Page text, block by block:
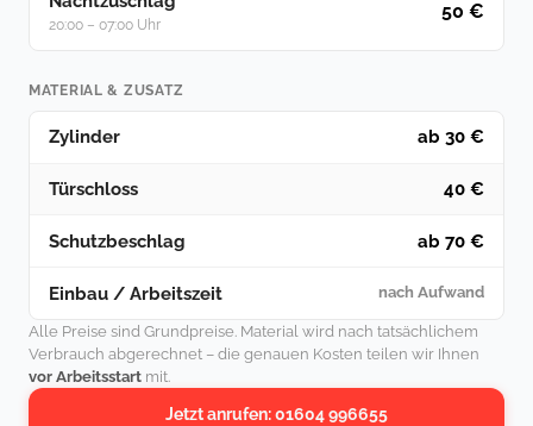
20:00 – 07:00 Uhr
50 €
MATERIAL & ZUSATZ
Zylinder ab 30 €
Türschloss 40 €
Schutzbeschlag ab 70 €
Einbau / Arbeitszeit nach Aufwand
Alle Preise sind Grundpreise. Material wird nach tatsächlichem
Verbrauch abgerechnet – die genauen Kosten teilen wir Ihnen
vor Arbeitsstart mit.
Jetzt anrufen: 01604 996655